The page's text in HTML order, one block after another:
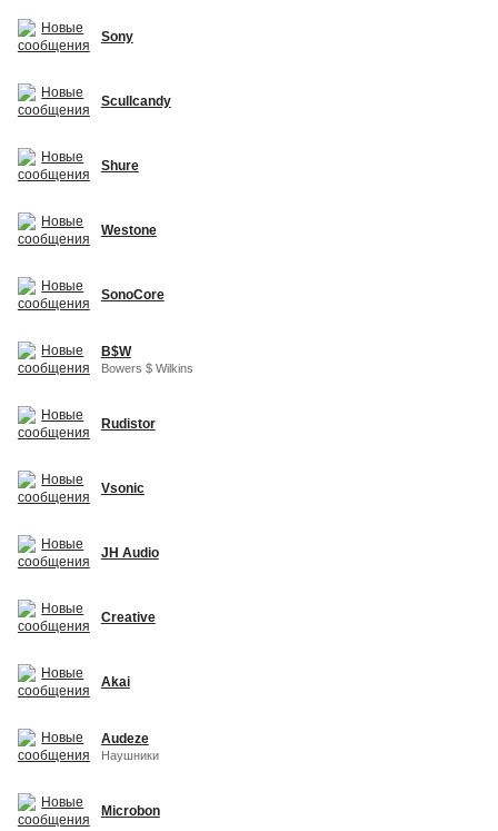
Sony
Scullcandy
Shure
Westone
SonoCore
B$W
Bowers $ Wilkins
Rudistor
Vsonic
JH Audio
Creative
Akai
Audeze
Наушники
Microbon